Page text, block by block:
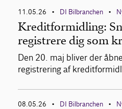
11.05.26 • DI Bilbranchen •
Kreditformidling:
registrere dig som
Den 20. maj bliver der
registrering af
08.05.26 • DI Bilbranchen •